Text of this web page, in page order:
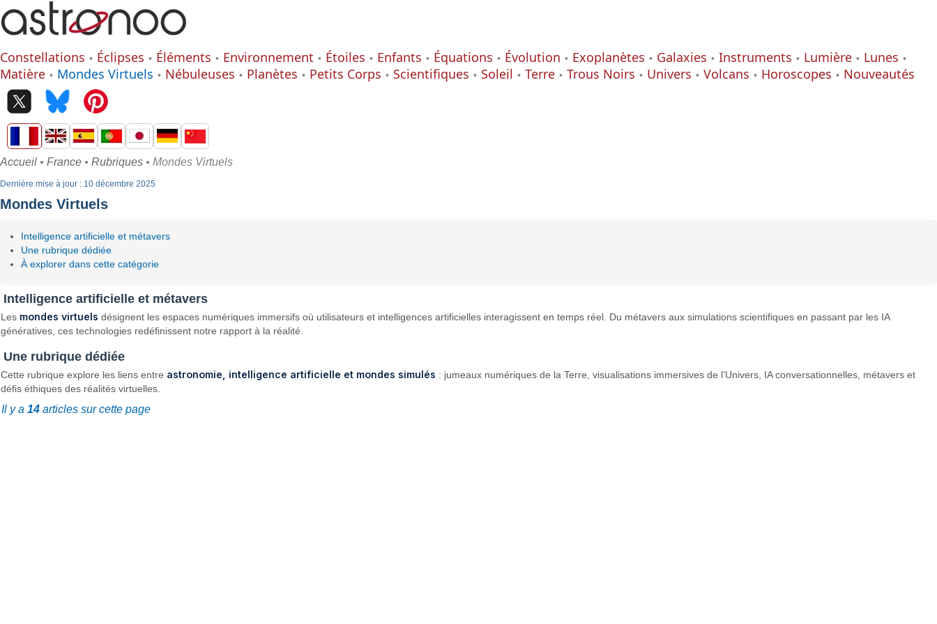
Constellations Éclipses Éléments Environnement Étoiles Enfants Équations Évolution Exoplanètes Galaxies Instruments Lumière
Lunes
Matière
Mondes Virtuels Nébuleuses Planètes Petits Corps Scientifiques Soleil Terre Trous Noirs Univers Volcans Horoscopes Nouveautés
Accueil • France • Rubriques • Mondes Virtuels
Dernière mise à jour : 10 décembre 2025
Mondes Virtuels
Intelligence artificielle et métavers
Une rubrique dédiée
À explorer dans cette catégorie
Intelligence artificielle et métavers
Les mondes virtuels désignent les espaces numériques immersifs où utilisateurs et intelligences artificielles interagissent en temps réel. Du métavers aux simulations scientifiques en passant par les IA
génératives, ces technologies redéfinissent notre rapport à la réalité.
Une rubrique dédiée
Cette rubrique explore les liens entre astronomie, intelligence artificielle et mondes simulés : jumeaux numériques de la Terre, visualisations immersives de l’Univers, IA conversationnelles, métavers et
défis éthiques des réalités virtuelles.
Il y a 14articles sur cette page